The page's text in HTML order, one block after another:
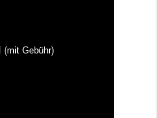
(mit Gebühr)